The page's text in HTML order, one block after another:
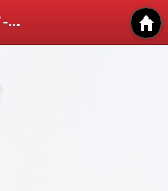
පටන්ගැන්මේදී, දිව්‍ය වාක්‍යානෝ - Kithunu Gee Potha - Web v1.7